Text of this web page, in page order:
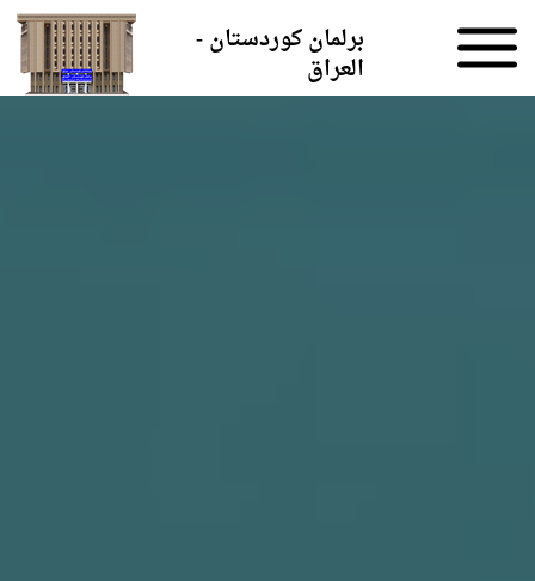
برلمان كوردستان -
العراق